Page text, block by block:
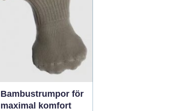
fotvårdskliniker i och
omkring Örebro att
regelbunden fotvård kan
förebygga e...
Bambustrumpor för
maximal komfort